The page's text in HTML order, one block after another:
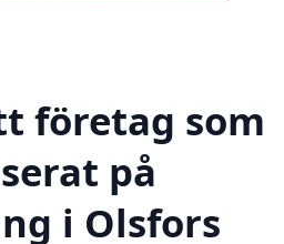
företag som
på
i Olsfors